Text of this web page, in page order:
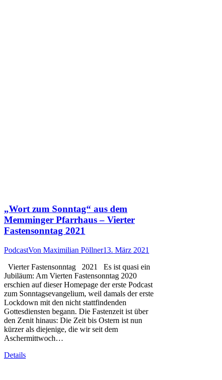
„Wort zum Sonntag“ aus dem
Memminger Pfarrhaus – Vierter
Fastensonntag 2021
PodcastVon Maximilian Pöllner13. März 2021
Vierter Fastensonntag 2021 Es ist quasi ein
Jubiläum: Am Vierten Fastensonntag 2020
erschien auf dieser Homepage der erste Podcast
zum Sonntagsevangelium, weil damals der erste
Lockdown mit den nicht stattfindenden
Gottesdiensten begann. Die Fastenzeit ist über
den Zenit hinaus: Die Zeit bis Ostern ist nun
kürzer als diejenige, die wir seit dem
Aschermittwoch…
Details